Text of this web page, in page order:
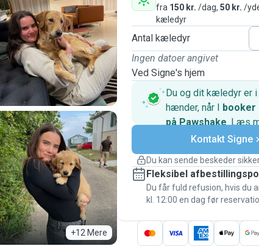
+12 Mere
fra 150 kr. /dag, 50 kr. /
kæledyr
Antal kæledyr
Ingen datoer angivet
Ved Signe's hjem
Du og dit kæledyr er
hænder, når I booker
på Pawshake. Læs
Sikre betalinger
Support, hvis
Dækkede
Hold alt på Pawshake – fra
besked til betalingen – for
af Pawshake-
Kontakt Signe
Du kan sende beskeder
Fleksibel
Du får fuld refusion, hvis du
kl. 12:00 en dag før